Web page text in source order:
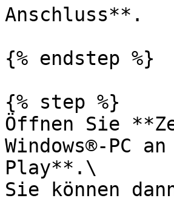
Anschluss**.
{% endstep %}
{% step %}
Öffnen Sie
Windows®-PC
Play**.\
Sie können